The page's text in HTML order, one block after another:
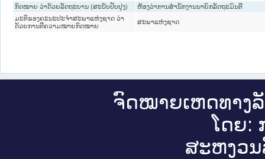
ກົດໝາຍ ວ່າດ້ວຍລັດຖະບານ (ສະບັບປັບປຸງ)
ຫ້ອງວ່າການສຳນັກງານນາຍົກລັດຖະມົນຕີ
ມະຕິຂອງຄະນະປະຈຳສະພາແຫ່ງຊາດ ວ່າ
ດ້ວຍການຕີຄວາມໝາຍກົດໝາຍ
ສະພາແຫ່ງຊາດ
ຈົດ​ໝາຍ​ເຫດ​ທາງ​
ໂດຍ:
ສະ​ຫງວນ​